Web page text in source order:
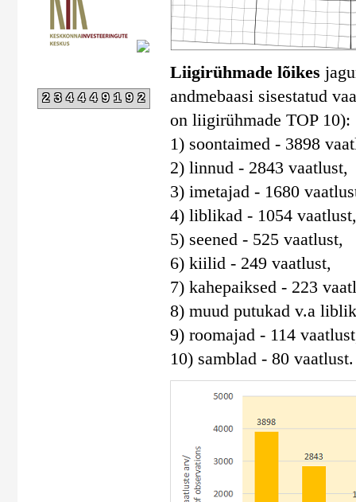
234449192
Liigirühmade lõikes
andmebaasi sisestatud
on liigirühmade TOP 10):
1) soontaimed - 3898
2) linnud - 2843 vaatlust,
3) imetajad - 1680
4) liblikad - 1054 vaatlust,
5) seened - 525 vaatlust,
6) kiilid - 249 vaatlust,
7) kahepaiksed - 223
8) muud putukad v.a
9) roomajad - 114
10) samblad - 80 vaatlust.